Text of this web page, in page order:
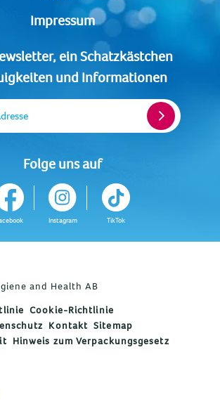
Impressum
ein Schatzkästchen
und Informationen
Folge uns auf
Instagram TikTok
and Health AB
Cookie-Richtlinie
Kontakt Sitemap
Hinweis zum Verpackungsgesetz